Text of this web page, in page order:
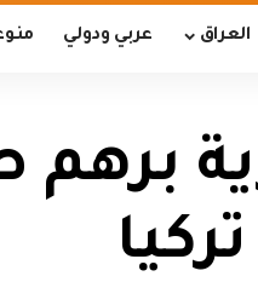
العراق عربي ودولي
برهم